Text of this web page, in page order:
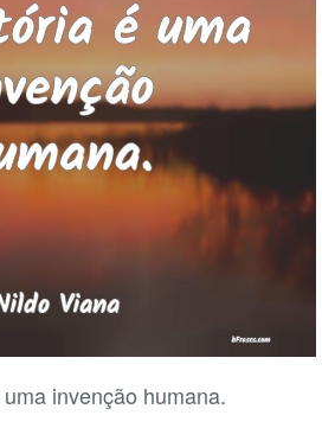
invenção humana.